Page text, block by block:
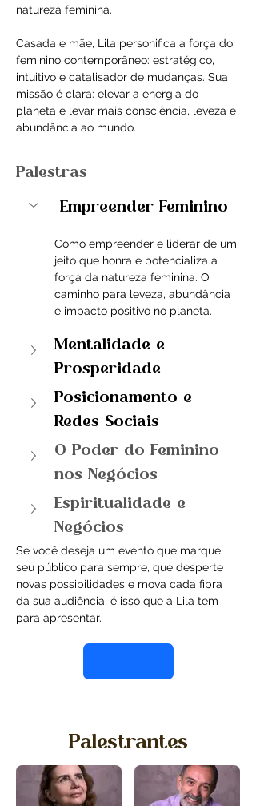
natureza feminina.
Casada e mãe, Lila personifica a força do
feminino contemporâneo: estratégico,
intuitivo e catalisador de mudanças. Sua
missão é clara: elevar a energia do
planeta e levar mais consciência, leveza e
abundância ao mundo.
Palestras
Empreender Feminino
Como empreender e liderar de um
jeito que honra e potencializa a
força da natureza feminina. O
caminho para leveza, abundância
e impacto positivo no planeta.
Mentalidade e
Prosperidade
Posicionamento e
Redes Sociais
O Poder do Feminino
nos Negócios
Espiritualidade e
Negócios
Se você deseja um evento que marque
seu público para sempre, que desperte
novas possibilidades e mova cada fibra
da sua audiência, é isso que a Lila tem
para apresentar.
Palestrantes